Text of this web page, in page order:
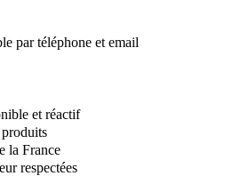
par téléphone et email
et réactif
la France
respectées